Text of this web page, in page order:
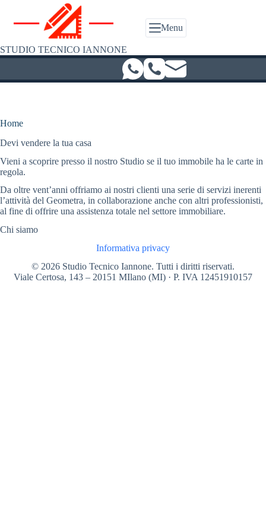
contenuto
STUDIO TECNICO IANNONE
Menu
Home
Devi vendere la tua casa
Vieni a scoprire presso il nostro Studio se il tuo immobile ha le carte in
regola.
Da oltre vent’anni offriamo ai nostri clienti una serie di servizi inerenti
l’attività del Geometra, in collaborazione anche con altri professionisti,
al fine di offrire una assistenza totale nel settore immobiliare.
Chi siamo
Informativa privacy
© 2026 Studio Tecnico Iannone. Tutti i diritti riservati.
Viale Certosa, 143 – 20151 MIlano (MI) · P. IVA 12451910157